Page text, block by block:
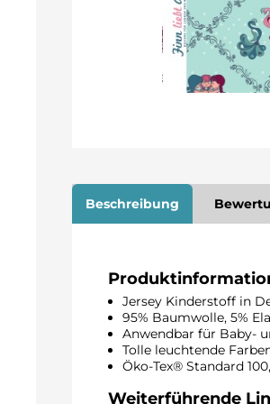
Beschreibung
Jersey Kinderstoff in
95% Baumwolle, 5%
Anwendbar für Baby-
Tolle leuchtende
Öko-Tex® Standard
Weiterführende